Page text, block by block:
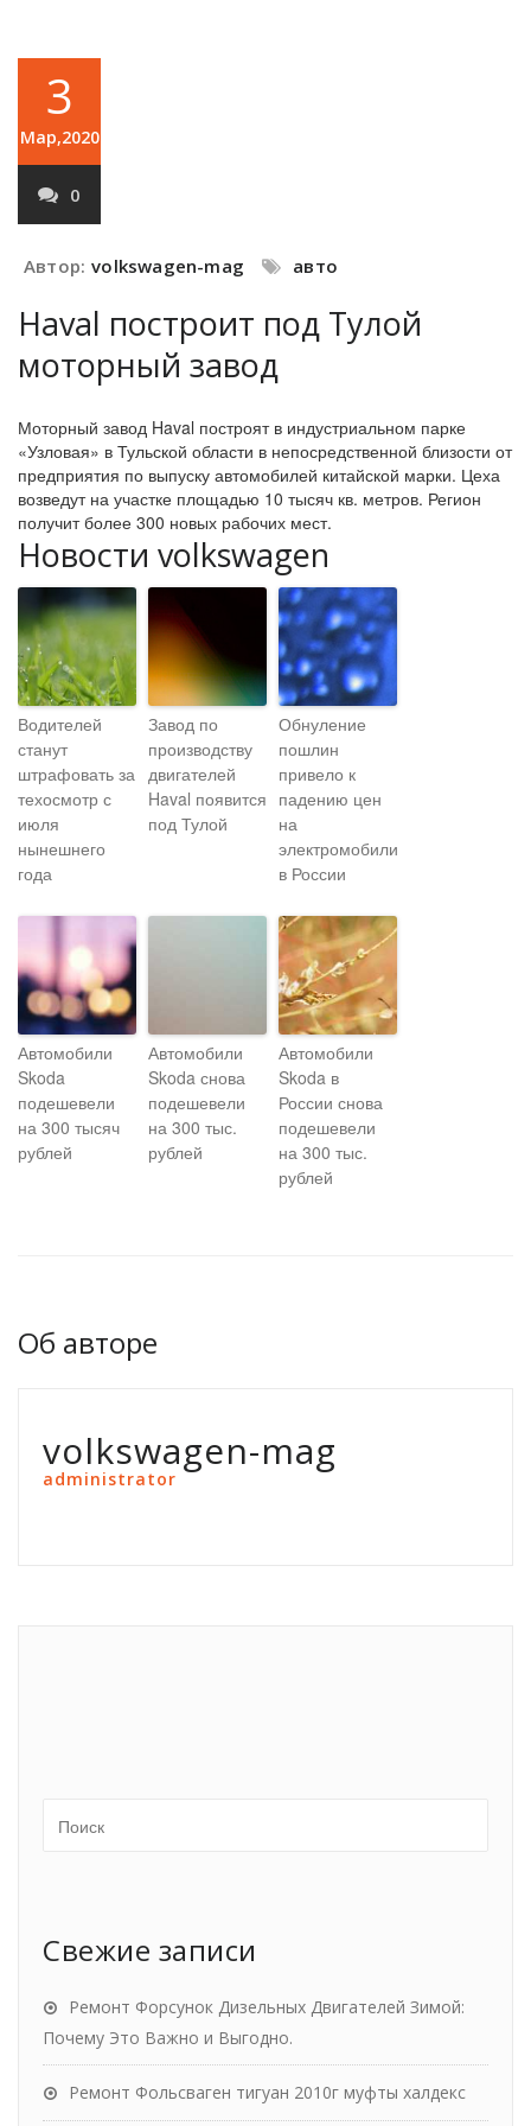
3
Мар,2020
0
Автор: volkswagen-mag авто
Haval построит под Тулой
моторный завод
Моторный завод Haval построят в индустриальном парке
«Узловая» в Тульской области в непосредственной близости от
предприятия по выпуску автомобилей китайской марки. Цеха
возведут на участке площадью 10 тысяч кв. метров. Регион
получит более 300 новых рабочих мест.
Новости volkswagen
Водителей
станут
штрафовать за
техосмотр с
июля
нынешнего
года
Завод по
производству
двигателей
Haval появится
под Тулой
Обнуление
пошлин
привело к
падению цен
на
электромобили
в России
Автомобили
Skoda
подешевели
на 300 тысяч
рублей
Автомобили
Skoda снова
подешевели
на 300 тыс.
рублей
Автомобили
Skoda в
России снова
подешевели
на 300 тыс.
рублей
Об авторе
volkswagen-mag
administrator
Свежие записи
Ремонт Форсунок Дизельных Двигателей Зимой:
Почему Это Важно и Выгодно.
Ремонт Фольсваген тигуан 2010г муфты халдекс